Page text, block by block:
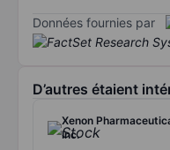
Données fournies par
D’autres étaient
Xenon
Inc.